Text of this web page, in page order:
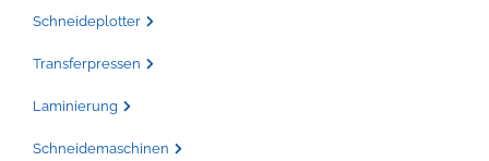
Schneideplotter
Transferpressen
Laminierung
Schneidemaschinen